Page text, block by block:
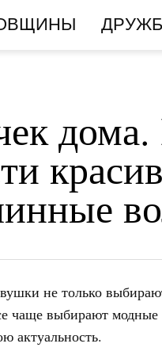
не только
чаще выбирают модные
актуальность.